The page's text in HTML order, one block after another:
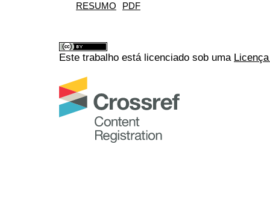
RESUMO PDF
Este trabalho está licenciado sob uma